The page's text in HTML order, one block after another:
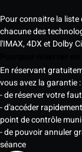
Pour connaitre la
chacune des
l'IMAX, 4DX et Dolby
En réservant
vous avez la garantie :
- de réserver votre
- d'accéder
point de contrôle
- de pouvoir annuler
séance